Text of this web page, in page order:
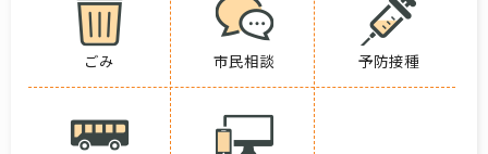
ごみ 市民相談 予防接種